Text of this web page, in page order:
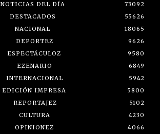
NOTICIAS DEL DÍA
73092
DESTACADOS
55626
NACIONAL
18065
DEPORTEZ
9626
ESPECTÁCULOZ
9580
EZENARIO
6849
INTERNACIONAL
5942
EDICIÓN IMPRESA
5800
REPORTAJEZ
5102
CULTURA
4230
OPINIONEZ
4066